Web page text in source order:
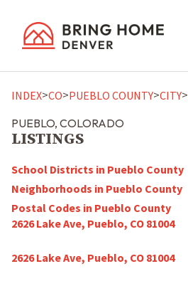
INDEX>CO>PUEBLO COUNTY>CITY>
PUEBLO, COLORADO
LISTINGS
School Districts in Pueblo County
Neighborhoods in Pueblo County
Postal Codes in Pueblo County
2626 Lake Ave, Pueblo, CO 81004
2626 Lake Ave, Pueblo, CO 81004